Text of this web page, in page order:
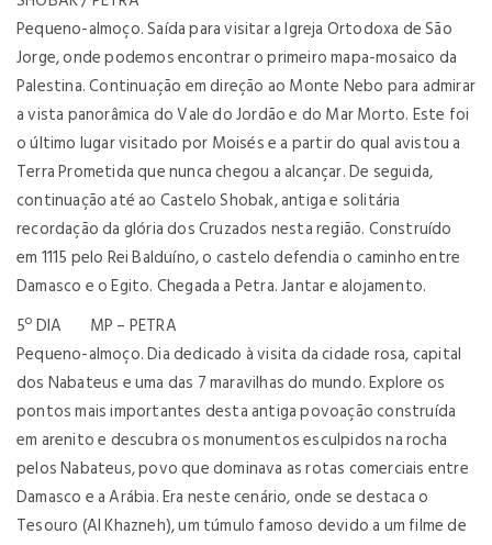
Pequeno-almoço. Saída para visitar a Igreja Ortodoxa de São
Jorge, onde podemos encontrar o primeiro mapa-mosaico da
Palestina. Continuação em direção ao Monte Nebo para admirar
a vista panorâmica do Vale do Jordão e do Mar Morto. Este foi
o último lugar visitado por Moisés e a partir do qual avistou a
Terra Prometida que nunca chegou a alcançar. De seguida,
continuação até ao Castelo Shobak, antiga e solitária
recordação da glória dos Cruzados nesta região. Construído
em 1115 pelo Rei Balduíno, o castelo defendia o caminho entre
Damasco e o Egito. Chegada a Petra. Jantar e alojamento.
5º DIA MP – PETRA
Pequeno-almoço. Dia dedicado à visita da cidade rosa, capital
dos Nabateus e uma das 7 maravilhas do mundo. Explore os
pontos mais importantes desta antiga povoação construída
em arenito e descubra os monumentos esculpidos na rocha
pelos Nabateus, povo que dominava as rotas comerciais entre
Damasco e a Arábia. Era neste cenário, onde se destaca o
Tesouro (Al Khazneh), um túmulo famoso devido a um filme de